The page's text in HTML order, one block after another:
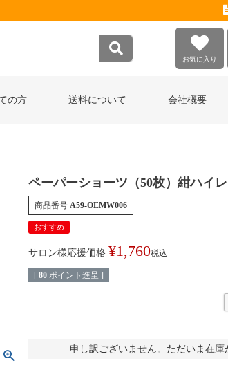
お気に入り
の方 送料について 会社概要
ペーパーショーツ（50枚）紺ハイ
商品番号 A59-OEMW006
おすすめ
サロン様応援価格 ¥1,760税込
[ 80 ポイント進呈 ]
申し訳ございません。ただいま在庫